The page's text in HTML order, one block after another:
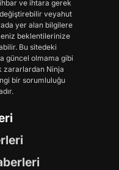
ve ihtara gerek
veyahut
yer alan bilgilere
beklentilerinize
Bu sitedeki
güncel olmama gibi
zararlardan Ninja
bir sorumluluğu